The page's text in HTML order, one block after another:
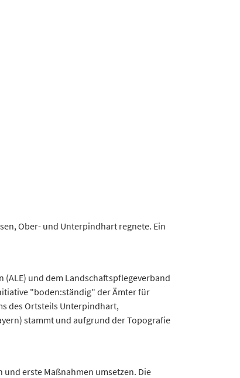
Ober- und Unterpindhart regnete. Ein
und dem Landschaftspflegeverband
"boden:ständig" der Ämter für
des Ortsteils Unterpindhart,
stammt und aufgrund der Topografie
erste Maßnahmen umsetzen. Die